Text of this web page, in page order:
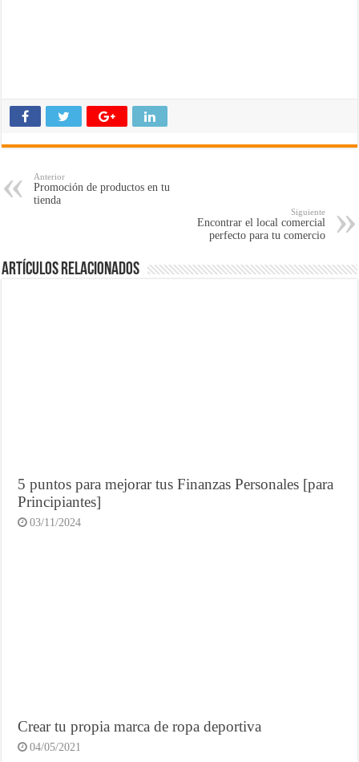
Anterior
Promoción de productos en tu
tienda
Siguiente
Encontrar el local comercial
perfecto para tu comercio
Artículos Relacionados
5 puntos para mejorar tus Finanzas Personales [para
Principiantes]
03/11/2024
Crear tu propia marca de ropa deportiva
04/05/2021